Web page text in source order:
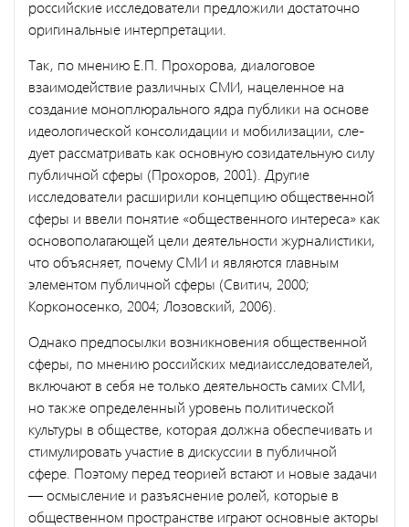
российские исследователи пред­ложили достаточно
оригинальные интерпретации.
Так, по мнению Е.П. Прохорова, диалоговое
взаимодействие раз­личных СМИ, нацеленное на
создание моноплюрального ядра пу­блики на основе
идеологической консолидации и мобилизации, сле­
дует рассматривать как основную созидательную силу
публичной сферы (Прохоров, 2001). Другие
исследователи расширили концеп­цию общественной
сферы и ввели понятие «общественного интере­са» как
основополагающей цели деятельности журналистики,
что объясняет, почему СМИ и являются главным
элементом публичной сферы (Свитич, 2000;
Корконосенко, 2004; Лозовский, 2006).
Однако предпосылки возникновения общественной
сферы, по мнению российских медиаисследователей,
включают в себя не толь­ко деятельность самих СМИ,
но также определенный уровень поли­тической
культуры в обществе, которая должна обеспечивать и
сти­мулировать участие в дискуссии в публичной
сфере. Поэтому перед теорией встают и новые задачи
— осмысление и разъяснение ролей, которые в
общественном пространстве играют основные акторы